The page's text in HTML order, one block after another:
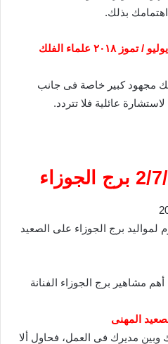
بذلك.
توقعات الأبراج اليومية الاثنين 2 يوليو / تموز ٢٠١٨ علماء الفلك
مجهود كبير خاصة فى جانب
عائلية فلا تتردد.
برج الجوزاء على الصعيد
مشاهير برج الجوزاء الفنانة
المهنى
مديرك فى العمل، فحاول ألا